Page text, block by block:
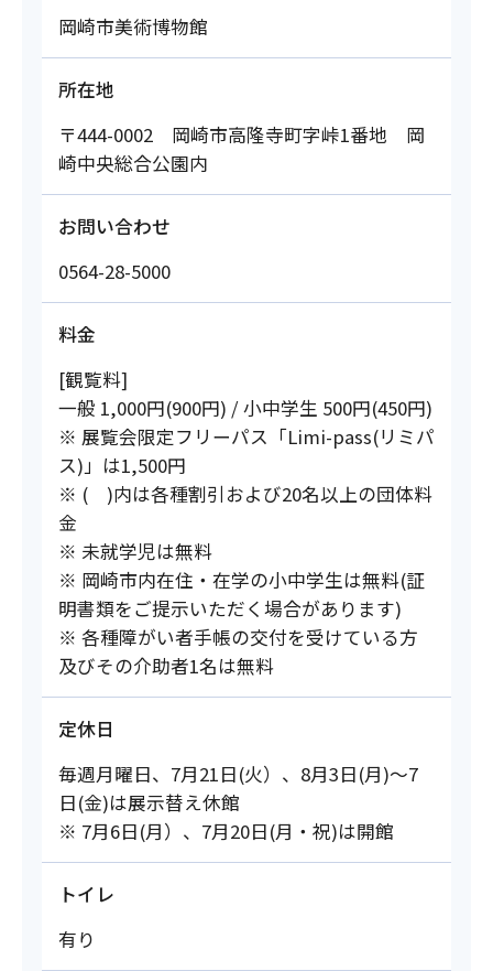
岡崎市美術博物館
所在地
〒444-0002 岡崎市高隆寺町字峠1番地 岡
崎中央総合公園内
お問い合わせ
0564-28-5000
料金
[観覧料]
一般 1,000円(900円) / 小中学生 500円(450円)
※ 展覧会限定フリーパス「Limi-pass(リミパ
ス)」は1,500円
※ ( )内は各種割引および20名以上の団体料
金
※ 未就学児は無料
※ 岡崎市内在住・在学の小中学生は無料(証
明書類をご提示いただく場合があります)
※ 各種障がい者手帳の交付を受けている方
及びその介助者1名は無料
定休日
毎週月曜日、7月21日(火）、8月3日(月)～7
日(金)は展示替え休館
※ 7月6日(月）、7月20日(月・祝)は開館
トイレ
有り